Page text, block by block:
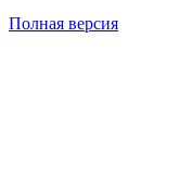
Полная версия